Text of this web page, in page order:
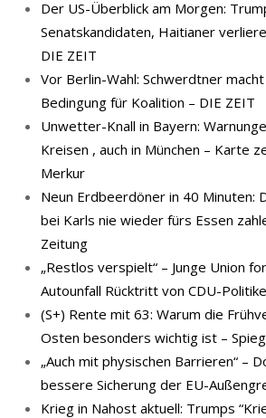
Der US-Überblick am Morgen:
Senatskandidaten, Haitianer
DIE ZEIT
Vor Berlin-Wahl: Schwerdtner
Bedingung für Koalition – DIE ZEIT
Unwetter-Knall in Bayern:
Kreisen , auch in München – Karte
Merkur
Neun Erdbeerdöner in 40 Minuten:
bei Karls nie wieder fürs Essen
Zeitung
„Restlos verspielt“ – Junge Union
Autounfall Rücktritt von CDU-
(S+) Rente mit 63: Warum die
Osten besonders wichtig ist –
„Auch mit physischen Barrieren“ –
bessere Sicherung der EU-
Krieg in Nahost aktuell: Trumps